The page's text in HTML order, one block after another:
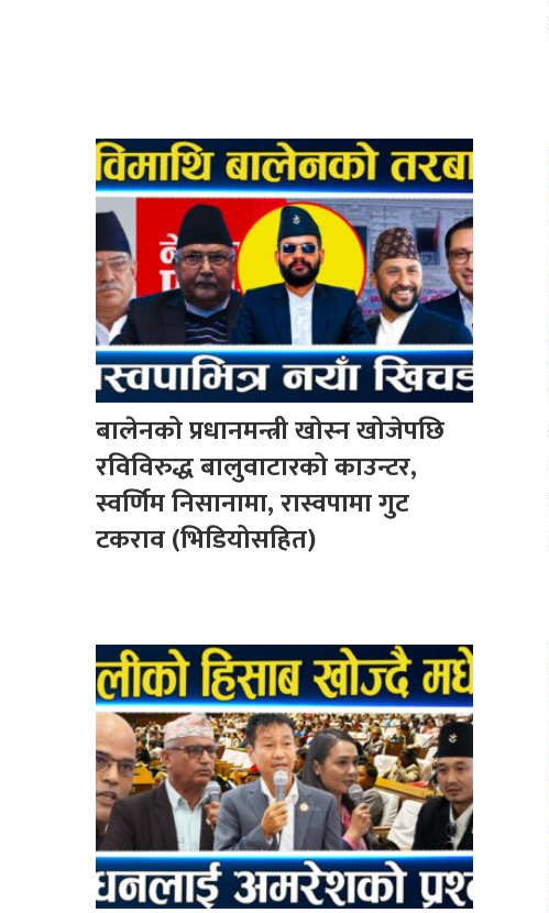
बालेनको प्रधानमन्त्री खोस्न खोजेपछि
रविविरुद्ध बालुवाटारको काउन्टर,
स्वर्णिम निसानामा, रास्वपामा गुट
टकराव (भिडियोसहित)